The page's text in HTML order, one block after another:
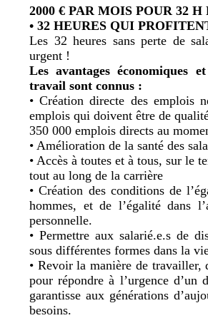
2000 € PAR MOIS POUR 32
• 32 HEURES QUI
Les 32 heures sans perte de
urgent !
Les avantages économiques
travail sont connus :
• Création directe des emplois
emplois qui doivent être de
350 000 emplois directs au
• Amélioration de la santé des
• Accès à toutes et à tous, sur le
tout au long de la carrière
• Création des conditions de
hommes, et de l’égalité dans
personnelle.
• Permettre aux salarié.e.s de
sous différentes formes dans la
• Revoir la manière de travailler,
pour répondre à l’urgence d’un
garantisse aux générations
besoins.